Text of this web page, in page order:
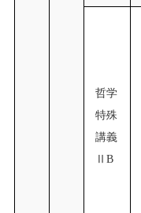
哲学
特殊
講義
ⅡB